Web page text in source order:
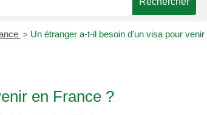
> Un étranger a-t-il besoin d'un visa pour
en France ?